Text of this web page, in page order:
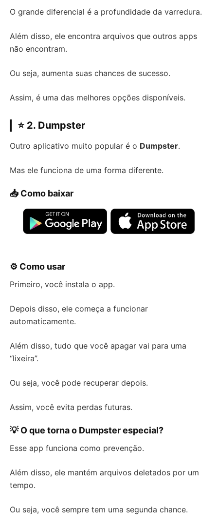
O grande diferencial é a profundidade da varredura.
Além disso, ele encontra arquivos que outros apps
não encontram.
Ou seja, aumenta suas chances de sucesso.
Assim, é uma das melhores opções disponíveis.
⭐ 2. Dumpster
Outro aplicativo muito popular é o Dumpster.
Mas ele funciona de uma forma diferente.
📥 Como baixar
⚙️ Como usar
Primeiro, você instala o app.
Depois disso, ele começa a funcionar
automaticamente.
Além disso, tudo que você apagar vai para uma
“lixeira”.
Ou seja, você pode recuperar depois.
Assim, você evita perdas futuras.
💡 O que torna o Dumpster especial?
Esse app funciona como prevenção.
Além disso, ele mantém arquivos deletados por um
tempo.
Ou seja, você sempre tem uma segunda chance.